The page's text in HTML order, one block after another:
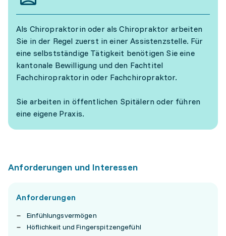
Als Chiropraktorin oder als Chiropraktor arbeiten
Sie in der Regel zuerst in einer Assistenzstelle. Für
eine selbstständige Tätigkeit benötigen Sie eine
kantonale Bewilligung und den Fachtitel
Fachchiropraktorin oder Fachchiropraktor.
Sie arbeiten in öffentlichen Spitälern oder führen
eine eigene Praxis.
Anforderungen und Interessen
Anforderungen
Einfühlungsvermögen
Höflichkeit und Fingerspitzengefühl